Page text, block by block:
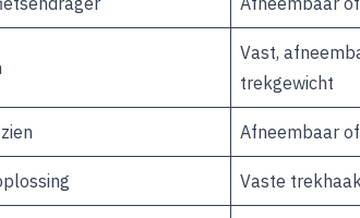
Vast,
trekgewicht
Afneembaar
Vaste